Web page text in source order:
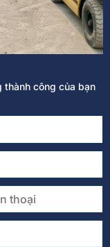
thành công của bạn